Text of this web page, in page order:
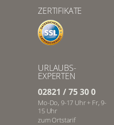
ZERTIFIKATE
URLAUBS-
EXPERTEN
02821 / 75 30 0
Mo-Do, 9-17 Uhr + Fr, 9-
15 Uhr
zum Ortstarif